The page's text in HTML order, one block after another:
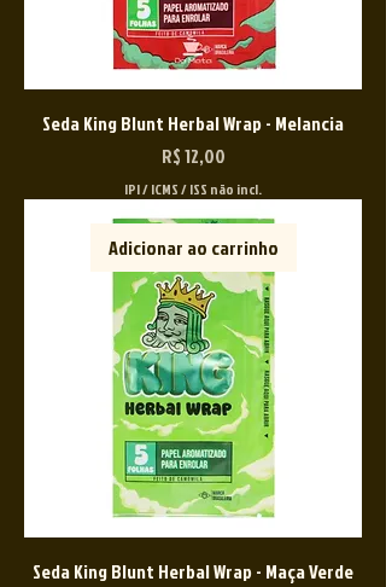
Seda King Blunt Herbal Wrap - Melancia
Preço
R$ 12,00
IPI / ICMS / ISS não incl.
Adicionar ao carrinho
Seda King Blunt Herbal Wrap - Maça Verde